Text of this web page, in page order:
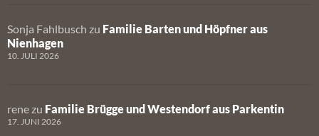
Sonja Fahlbusch zu Familie Barten und Höpfner aus
Nienhagen
10. JULI 2026
rene zu Familie Brügge und Westendorf aus Parkentin
17. JUNI 2026